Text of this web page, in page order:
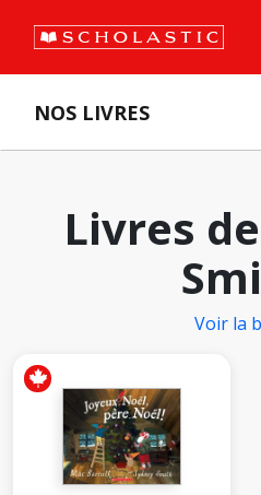
NOS LIVRES
Livres
Voir la